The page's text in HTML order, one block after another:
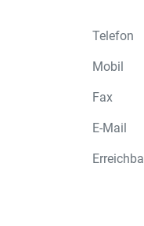
Telefon
Mobil
Fax
E-Mail